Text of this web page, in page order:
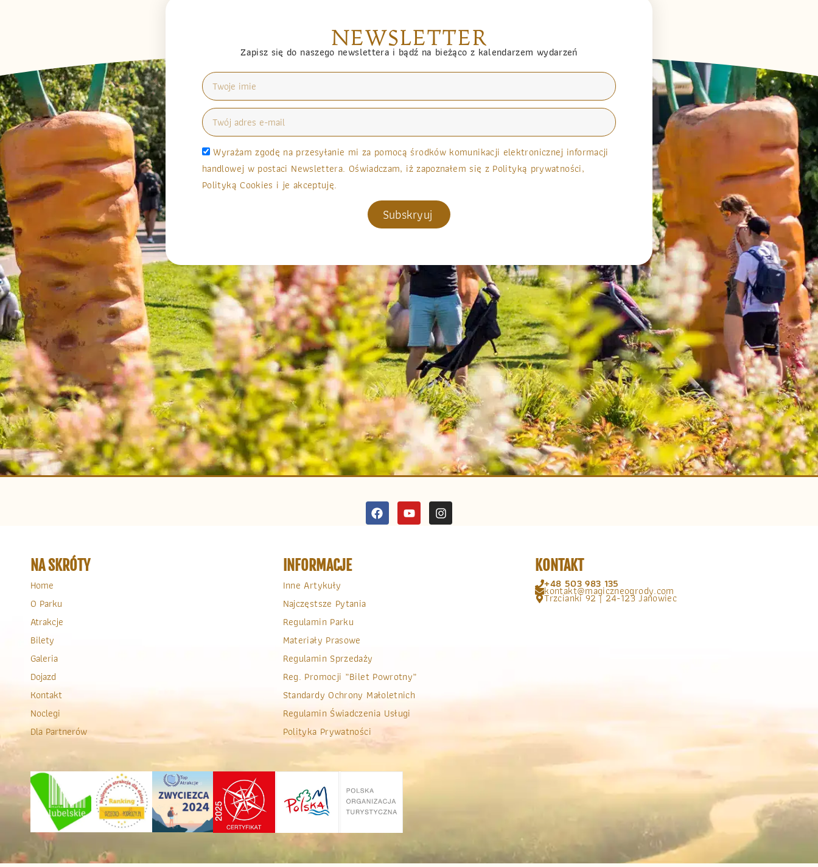
NEWSLETTER
Zapisz się do naszego newslettera i bądź na bieżąco z kalendarzem wydarzeń
Wyrażam zgodę na przesyłanie mi za pomocą środków komunikacji elektronicznej informacji
handlowej w postaci Newslettera. Oświadczam, iż zapoznałem się z Polityką prywatności,
Polityką Cookies i je akceptuję.
Subskryuj
NA SKRÓTY
Home
O Parku
Atrakcje
Bilety
Galeria
Dojazd
Kontakt
Noclegi
Dla Partnerów
INFORMACJE
Inne Artykuły
Najczęstsze Pytania
Regulamin Parku
Materiały Prasowe
Regulamin Sprzedaży
Reg. Promocji „bilet Powrotny”
Standardy Ochrony Małoletnich
Regulamin Świadczenia Usługi
Polityka Prywatności
KONTAKT
+48 503 983 135
kontakt@magiczneogrody.com
Trzcianki 92 | 24-123 Janowiec